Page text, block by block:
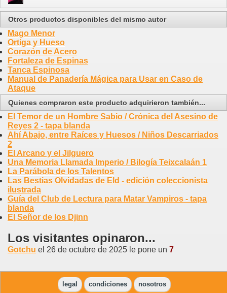
Otros productos disponibles del mismo autor
Mago Menor
Ortiga y Hueso
Corazón de Acero
Fortaleza de Espinas
Tanca Espinosa
Manual de Panadería Mágica para Usar en Caso de
Ataque
Quienes compraron este producto adquirieron también...
El Temor de un Hombre Sabio / Crónica del Asesino de
Reyes 2 - tapa blanda
Ahí Abajo, entre Raíces y Huesos / Niños Descarriados
2
El Arcano y el Jilguero
Una Memoria Llamada Imperio / Bilogía Teixcalaán 1
La Parábola de los Talentos
Las Bestias Olvidadas de Eld - edición coleccionista
ilustrada
Guía del Club de Lectura para Matar Vampiros - tapa
blanda
El Señor de los Djinn
Los visitantes opinaron...
Gotchu el 26 de octubre de 2025 le pone un 7
legal condiciones nosotros